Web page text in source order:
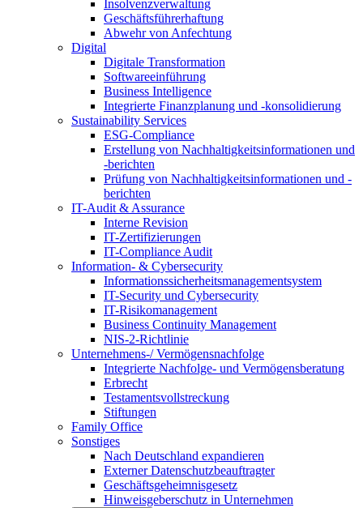
Insolvenzverwaltung
Geschäftsführerhaftung
Abwehr von Anfechtung
Digital
Digitale Transformation
Softwareeinführung
Business Intelligence
Integrierte Finanzplanung und -konsolidierung
Sustainability Services
ESG-Compliance
Erstellung von Nachhaltigkeitsinformationen und
-berichten
Prüfung von Nachhaltigkeitsinformationen und -
berichten
IT-Audit & Assurance
Interne Revision
IT-Zertifizierungen
IT-Compliance Audit
Information- & Cybersecurity
Informationssicherheitsmanagementsystem
IT-Security und Cybersecurity
IT-Risikomanagement
Business Continuity Management
NIS-2-Richtlinie
Unternehmens-/Vermögensnachfolge
Integrierte Nachfolge- und Vermögensberatung
Erbrecht
Testamentsvollstreckung
Stiftungen
Family Office
Sonstiges
Nach Deutschland expandieren
Externer Datenschutzbeauftragter
Geschäftsgeheimnisgesetz
Hinweisgeberschutz in Unternehmen